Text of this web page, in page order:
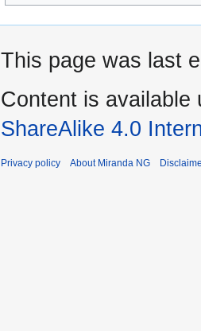
This page was last
Content is available
ShareAlike 4.0
Privacy policy About Miranda NG